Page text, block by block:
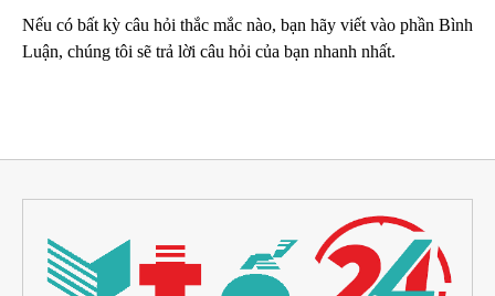
Nếu có bất kỳ câu hỏi thắc mắc nào, bạn hãy viết vào phần Bình
Luận, chúng tôi sẽ trả lời câu hỏi của bạn nhanh nhất.